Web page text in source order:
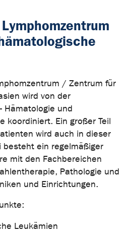
/ Zentrum für
wird von der
Hämatologie und
koordiniert. Ein großer Teil
wird auch in dieser
besteht ein regelmäßiger
mit den Fachbereichen
Pathologie und
und Einrichtungen.
Leukämien